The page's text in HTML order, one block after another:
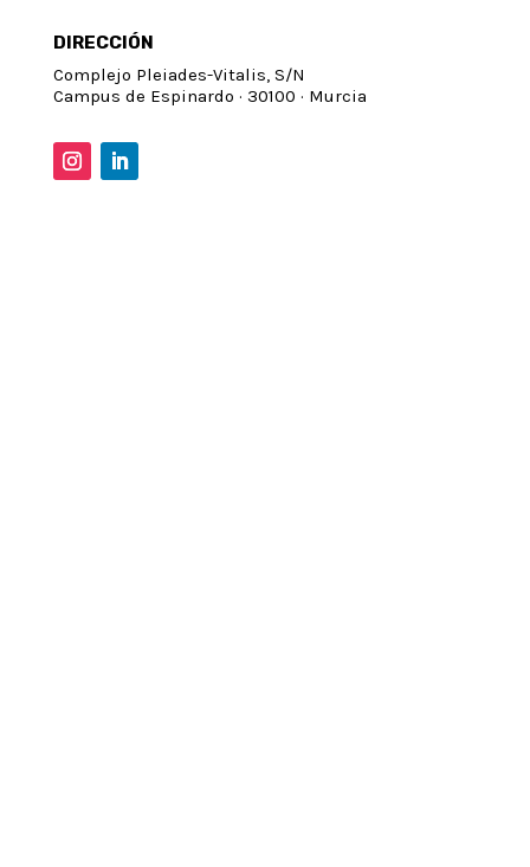
DIRECCIÓN
Complejo Pleiades-Vitalis, S/N
Campus de Espinardo · 30100 · Murcia